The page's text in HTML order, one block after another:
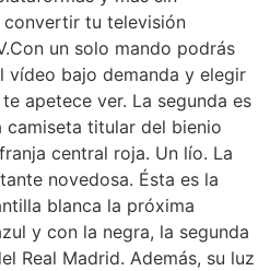
tu televisión
un solo mando podrás
vídeo bajo demanda y elegir
apetece ver. La segunda es
camiseta titular del bienio
central roja. Un lío. La
novedosa. Ésta es la
blanca la próxima
y con la negra, la segunda
Real Madrid. Además, su luz